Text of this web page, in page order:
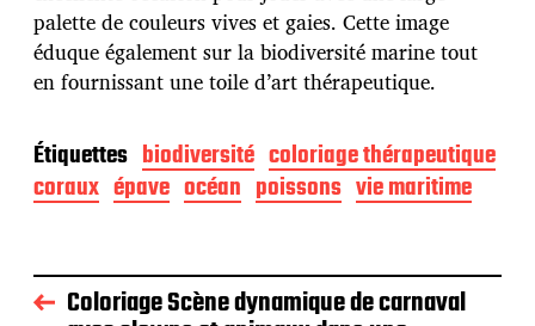
palette de couleurs vives et gaies. Cette image
éduque également sur la biodiversité marine tout
en fournissant une toile d’art thérapeutique.
Étiquettes biodiversité coloriage thérapeutique
coraux épave océan poissons vie maritime
Coloriage Scène dynamique de carnaval